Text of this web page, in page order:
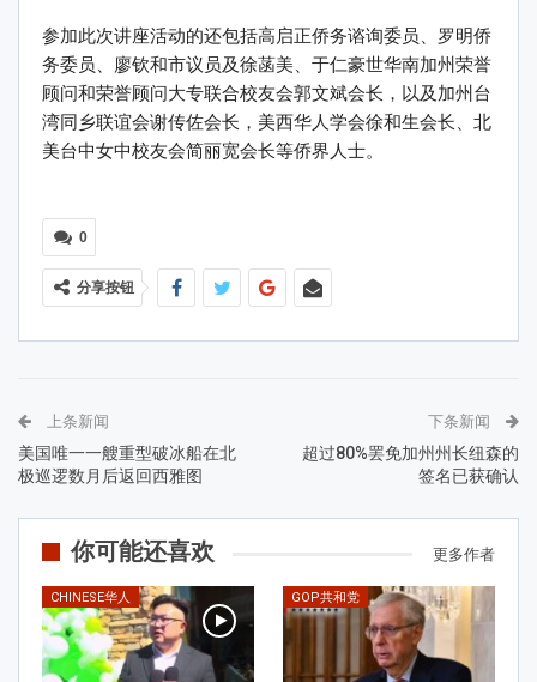
参加此次讲座活动的还包括高启正侨务谘询委员、罗明侨
务委员、廖钦和市议员及徐菡美、于仁豪世华南加州荣誉
顾问和荣誉顾问大专联合校友会郭文斌会长，以及加州台
湾同乡联谊会谢传佐会长，美西华人学会徐和生会长、北
美台中女中校友会简丽宽会长等侨界人士。
0
分享按钮
上条新闻
美国唯一一艘重型破冰船在北
极巡逻数月后返回西雅图
下条新闻
超过80%罢免加州州长纽森的
签名已获确认
你可能还喜欢 更多作者
CHINESE华人 GOP共和党